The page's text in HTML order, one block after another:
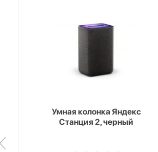
Умная колонка Яндекс
Станция 2, черный